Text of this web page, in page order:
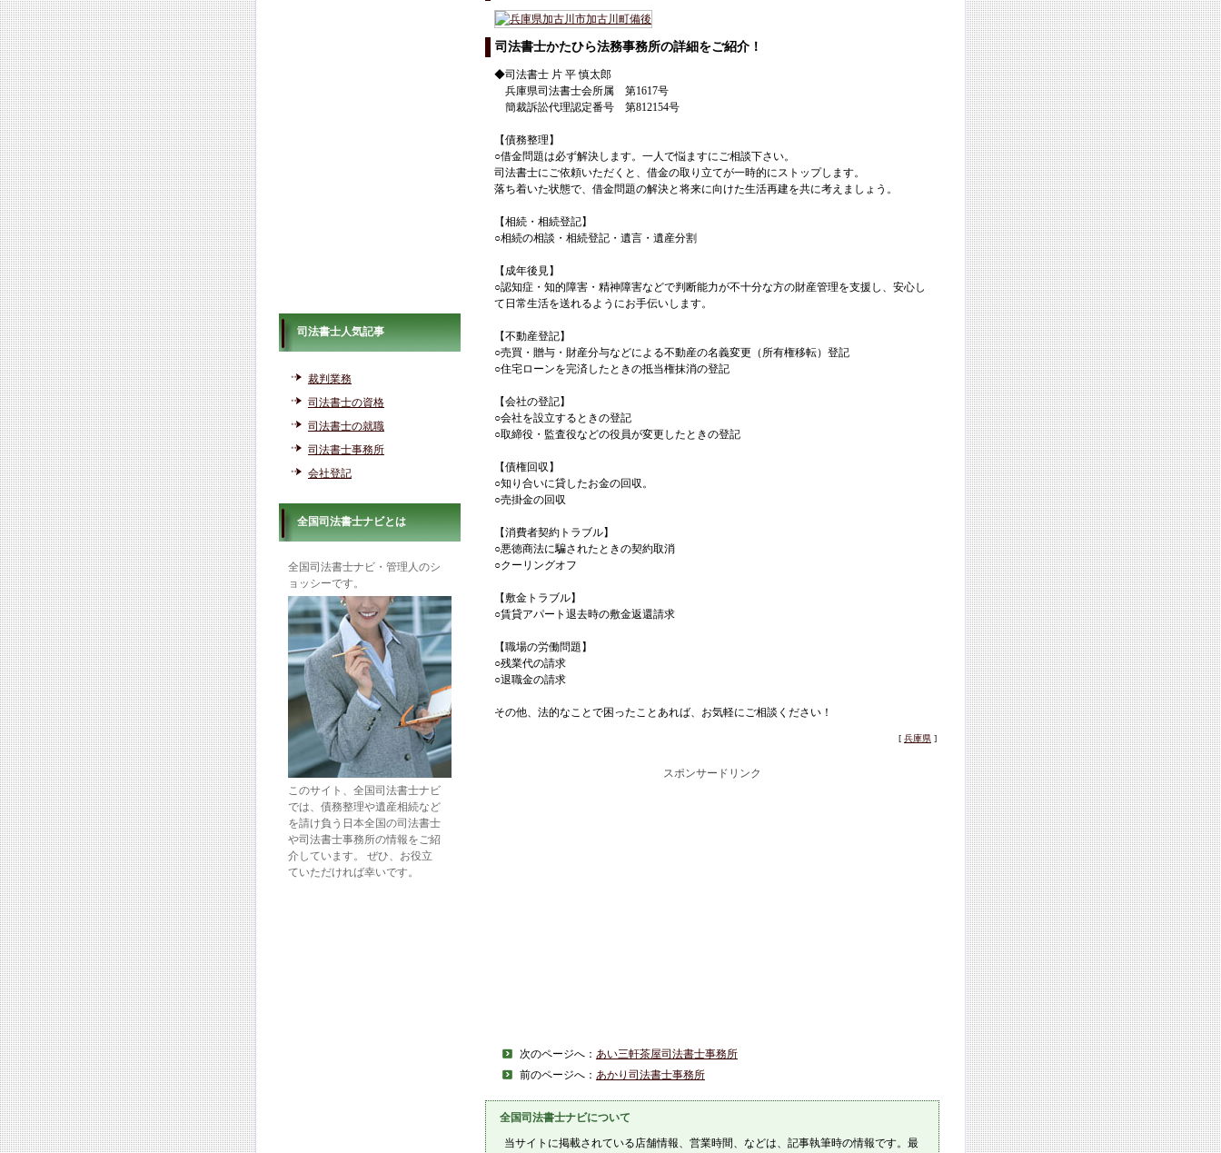
司法書士かたひら法務事務所の詳細をご紹介！
◆司法書士 片 平 慎太郎
兵庫県司法書士会所属 第1617号
簡裁訴訟代理認定番号 第812154号
【債務整理】
○借金問題は必ず解決します。一人で悩ますにご相談下さい。
司法書士にご依頼いただくと、借金の取り立てが一時的にストップします。
落ち着いた状態で、借金問題の解決と将来に向けた生活再建を共に考えましょう。
【相続・相続登記】
○相続の相談・相続登記・遺言・遺産分割
【成年後見】
○認知症・知的障害・精神障害などで判断能力が不十分な方の財産管理を支援し、安心し
て日常生活を送れるようにお手伝いします。
【不動産登記】
○売買・贈与・財産分与などによる不動産の名義変更（所有権移転）登記
○住宅ローンを完済したときの抵当権抹消の登記
【会社の登記】
○会社を設立するときの登記
○取締役・監査役などの役員が変更したときの登記
【債権回収】
○知り合いに貸したお金の回収。
○売掛金の回収
【消費者契約トラブル】
○悪徳商法に騙されたときの契約取消
○クーリングオフ
【敷金トラブル】
○賃貸アパート退去時の敷金返還請求
【職場の労働問題】
○残業代の請求
○退職金の請求
その他、法的なことで困ったことあれば、お気軽にご相談ください！
[ 兵庫県 ]
スポンサードリンク
次のページへ： あい三軒茶屋司法書士事務所
前のページへ： あかり司法書士事務所
全国司法書士ナビについて
当サイトに掲載されている店舗情報、営業時間、などは、記事執筆時の情報です。最
司法書士人気記事
裁判業務
司法書士の資格
司法書士の就職
司法書士事務所
会社登記
全国司法書士ナビとは
全国司法書士ナビ・管理人のシ
ョッシーです。
このサイト、全国司法書士ナビ
では、債務整理や遺産相続など
を請け負う日本全国の司法書士
や司法書士事務所の情報をご紹
介しています。 ぜひ、お役立
ていただければ幸いです。